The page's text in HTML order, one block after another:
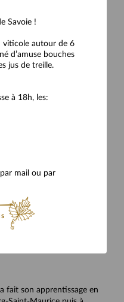
Savoie !
viticole autour de 6
d’amuse bouches
jus de treille.
à 18h, les:
mail ou par
fait son apprentissage en
de plaisir au sein de
ne pas venir avec des